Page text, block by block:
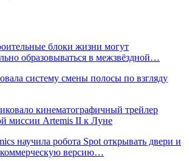
блоки жизни могут
образовываться в межзвёздной…
систему смены полосы по взгляду
кинематографичный трейлер
миссии Artemis II к Луне
научила робота Spot открывать двери и
коммерческую версию…